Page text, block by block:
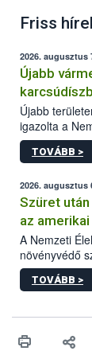
Friss
2026. augusztus
Újabb
Újabb
igazolta a
kőrisrontó
kártevőt nem
az intenzív
hatósággal is
TOVÁBB >
2026. augusztus
Szüret
az
A Nemzeti
növényvédő
egészen a
érésű
felhasználók
TOVÁBB >